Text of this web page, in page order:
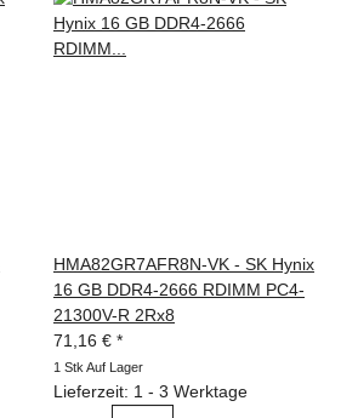
HMA82GR7AFR8N-VK - SK Hynix
16 GB DDR4-2666 RDIMM PC4-
21300V-R 2Rx8
71,16 € *
1 Stk Auf Lager
Lieferzeit: 1 - 3 Werktage